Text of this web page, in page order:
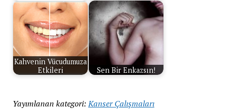
Kahvenin Vücudumuza
Etkileri
Sen Bir Enkazsın!
Yayımlanan kategori: Kanser Çalışmaları